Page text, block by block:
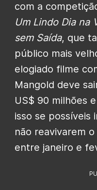
com a
Um Lindo Dia na
sem Saída, que
público mais
elogiado filme
Mangold deve
US$ 90 milhões
isso se possíveis
não reavivarem
entre janeiro e